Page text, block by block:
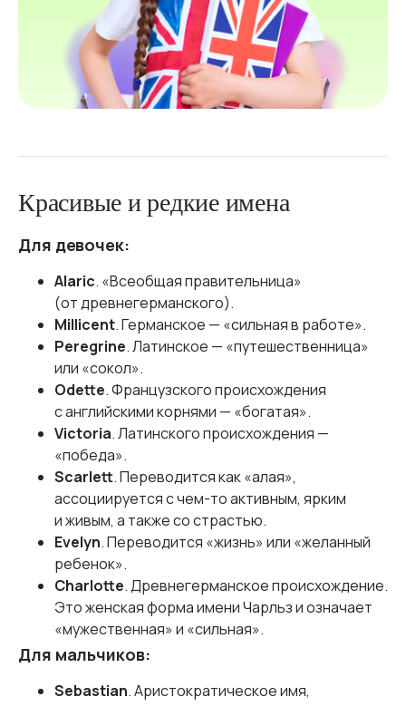
Красивые и редкие имена
Для девочек:
Alaric. «Всеобщая правительница»
(от древнегерманского).
Millicent. Германское — «сильная в работе».
Peregrine. Латинское — «путешественница»
или «сокол».
Odette. Французского происхождения
с английскими корнями — «богатая».
Victoria. Латинского происхождения —
«победа».
Scarlett. Переводится как «алая»,
ассоциируется с чем-то активным, ярким
и живым, а также со страстью.
Evelyn. Переводится «жизнь» или «желанный
ребенок».
Charlotte. Древнегерманское происхождение.
Это женская форма имени Чарльз и означает
«мужественная» и «сильная».
Для мальчиков:
Sebastian. Аристократическое имя,